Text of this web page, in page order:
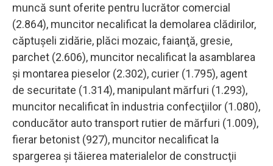
muncă sunt oferite pentru lucrător comercial
(2.864), muncitor necalificat la demolarea clădirilor,
căptuşeli zidărie, plăci mozaic, faianţă, gresie,
parchet (2.606), muncitor necalificat la asamblarea
şi montarea pieselor (2.302), curier (1.795), agent
de securitate (1.314), manipulant mărfuri (1.293),
muncitor necalificat în industria confecţiilor (1.080),
conducător auto transport rutier de mărfuri (1.009),
fierar betonist (927), muncitor necalificat la
spargerea şi tăierea materialelor de construcţii